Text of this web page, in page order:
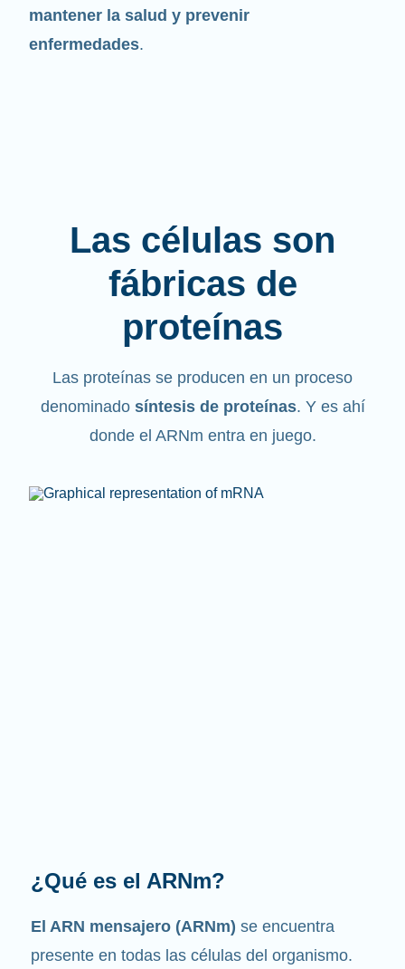
mantener la salud y prevenir
enfermedades.
Las células son
fábricas de
proteínas
Las proteínas se producen en un proceso
denominado síntesis de proteínas. Y es ahí
donde el ARNm entra en juego.
¿Cuál es la función que
Como su nombre indica, el ARNm es un